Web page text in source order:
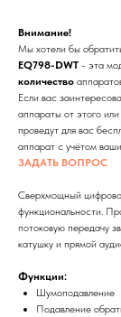
Внимание!
Мы хотели бы
EQ798-DWT - эта
количество
Если вас
аппараты от этого
проведут для вас
аппарат с учётом
ЗАДАТЬ ВОПРОС
Сверхмощный
функциональности.
потоковую передачу
катушку и прямой
Функции:
Шумоподавление
Подавление